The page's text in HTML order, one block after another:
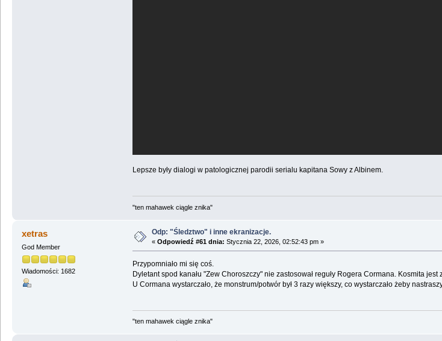
Lepsze były dialogi w patologicznej parodii serialu kapitana Sowy z Albinem.
"ten mahawek ciągle znika"
xetras
God Member
Wiadomości: 1682
Odp: "Śledztwo" i inne ekranizacje.
« Odpowiedź #61 dnia: Stycznia 22, 2026, 02:52:43 pm »
Przypomniało mi się coś.
Dyletant spod kanału "Zew Choroszczy" nie zastosował reguły Rogera Cormana. Kosmita jest
U Cormana wystarczało, że monstrum/potwór był 3 razy większy, co wystarczało żeby
"ten mahawek ciągle znika"